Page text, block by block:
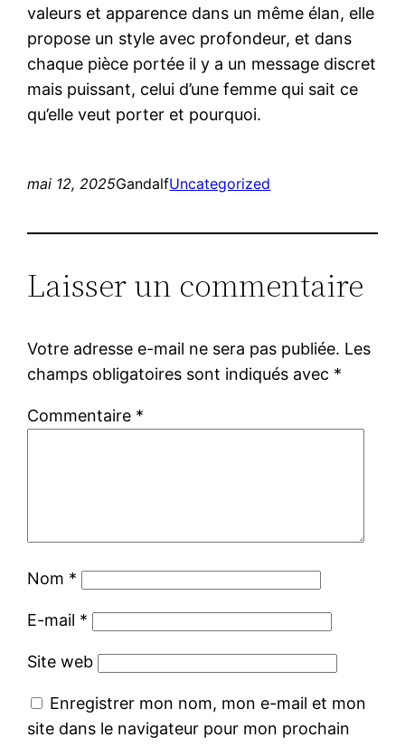
valeurs et apparence dans un même élan, elle
propose un style avec profondeur, et dans
chaque pièce portée il y a un message discret
mais puissant, celui d’une femme qui sait ce
qu’elle veut porter et pourquoi.
mai 12, 2025GandalfUncategorized
Laisser un commentaire
Votre adresse e-mail ne sera pas publiée. Les
champs obligatoires sont indiqués avec *
Commentaire *
Nom *
E-mail *
Site web
Enregistrer mon nom, mon e-mail et mon
site dans le navigateur pour mon prochain